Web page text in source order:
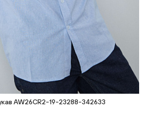
AW26CR2-19-23288-342633